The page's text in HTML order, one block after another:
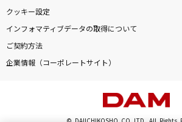
クッキー設定
インフォマティブデータの取得について
ご契約方法
企業情報（コーポレートサイト）
© DAIICHIKOSHO CO.,LTD. All Rights